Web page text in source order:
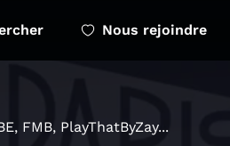
Nous rejoindre
FMB, PlayThatByZay...